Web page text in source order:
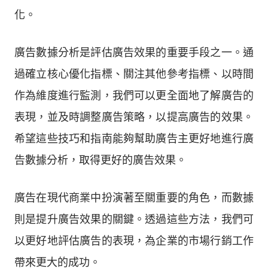
化。
廣告數據分析是評估廣告效果的重要手段之一。通
過確立核心優化指標、關注其他參考指標、以時間
作為維度進行監測，我們可以更全面地了解廣告的
表現，並及時調整廣告策略，以提高廣告的效果。
希望這些技巧和指南能夠幫助廣告主更好地進行廣
告數據分析，取得更好的廣告效果。
廣告在現代商業中扮演著至關重要的角色，而數據
則是提升廣告效果的關鍵。透過這些方法，我們可
以更好地評估廣告的表現，為企業的市場行銷工作
帶來更大的成功。